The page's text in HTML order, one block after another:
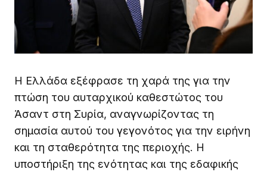
Η Ελλάδα εξέφρασε τη χαρά της για την
πτώση του αυταρχικού καθεστώτος του
Άσαντ στη Συρία, αναγνωρίζοντας τη
σημασία αυτού του γεγονότος για την ειρήνη
και τη σταθερότητα της περιοχής. Η
υποστήριξη της ενότητας και της εδαφικής